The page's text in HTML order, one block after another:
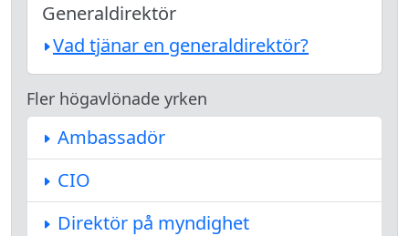
Generaldirektör
Vad tjänar en generaldirektör?
Fler högavlönade yrken
Ambassadör
CIO
Direktör på myndighet